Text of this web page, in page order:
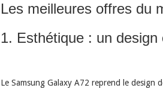
Les meilleures offres du
1. Esthétique : un design
Le Samsung Galaxy A72 reprend le design